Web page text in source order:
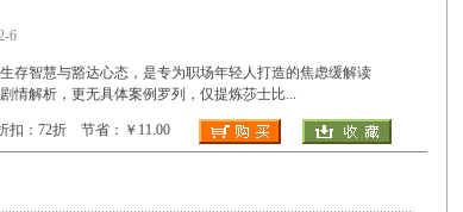
6
存智慧与豁达心态，是专为职场年轻人打造的焦虑缓解读
情解析，更无具体案例罗列，仅提炼莎士比...
扣：72折 节省：￥11.00